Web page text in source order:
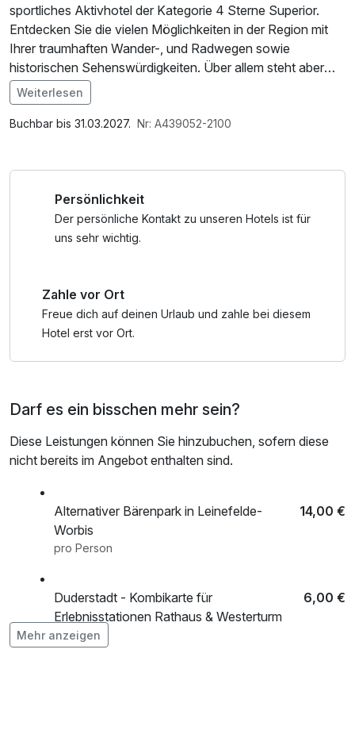
sportliches Aktivhotel der Kategorie 4 Sterne Superior.
Entdecken Sie die vielen Möglichkeiten in der Region mit
Ihrer traumhaften Wander-, und Radwegen sowie
historischen Sehenswürdigkeiten. Über allem steht aber
Erholung pur....
Einige Ausflugtipps:
- Duderstadt mit historischem Rathaus & Westerturm
- Grenzlandmuseum
- Baumkronenpfad im Naturpark Hainich
- Seeburger See inkl. Rundwanderweg
- und vieles mehr....
Im Angebot enthalten
1 x Welcome Drink, 1 Flasche Mineralwasser,
Weiterlesen
Buchbar bis 31.03.2027. Nr: A439052-2100
Persönlichkeit
Der persönliche Kontakt zu unseren Hotels ist für
uns sehr wichtig.
Zahle vor Ort
Freue dich auf deinen Urlaub und zahle bei diesem
Hotel erst vor Ort.
Darf es ein bisschen mehr sein?
Diese Leistungen können Sie hinzubuchen, sofern diese
nicht bereits im Angebot enthalten sind.
Alternativer Bärenpark in Leinefelde-
Worbis
14,00 €
pro Person
Duderstadt - Kombikarte für
Erlebnisstationen Rathaus & Westerturm
6,00 €
pro Person
Mehr anzeigen